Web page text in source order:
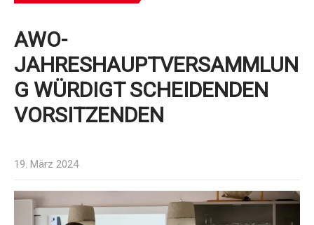
AWO-
JAHRESHAUPTVERSAMMLUN
G WÜRDIGT SCHEIDENDEN
VORSITZENDEN
19. März 2024